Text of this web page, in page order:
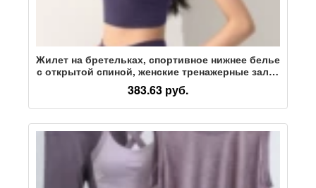
Жилет на бретельках, спортивное нижнее белье
с открытой спиной, женские тренажерные залы,
красивые топы для пилатеса на спине,
костюмы для йоги
383.63 руб.